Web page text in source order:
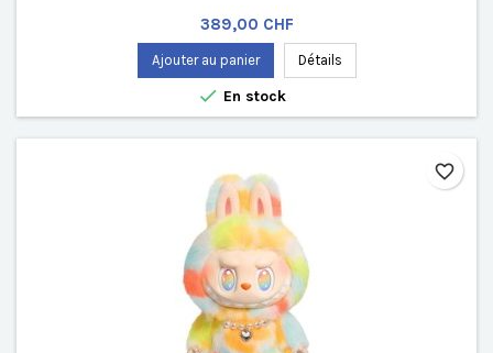
Prix
389,00 CHF
Ajouter au panier Détails
 En stock
favorite_border